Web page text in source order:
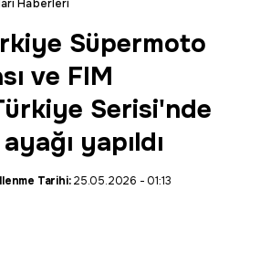
Haberleri
Süpermoto
ve FIM
Serisi'nde
yapıldı
Tarihi:25.05.2026 - 01:13